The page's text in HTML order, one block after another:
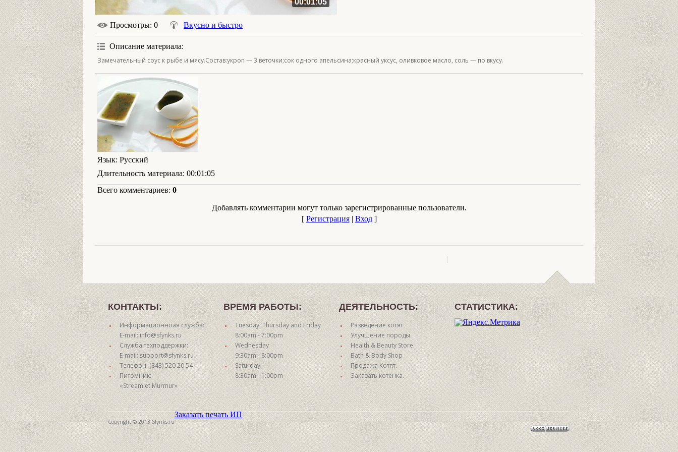
00:01:05
Просмотры: 0 Вкусно и быстро
Описание материала:
Замечательный соус к рыбе и мясу.Состав:укроп — 3 веточки;сок одного апельсина;красный уксус, оливковое масло, соль — по вкусу.
Язык: Русский
Длительность материала: 00:01:05
Всего комментариев: 0
Добавлять комментарии могут только зарегистрированные пользователи.
[ Регистрация| Вход]
КОНТАКТЫ:
Информационноая служба:
E-mail: info@sfynks.ru
Служба техподдержки:
E-mail: support@sfynks.ru
Телефон: (843) 520 20 54
Питомник:
«Streamlet Murmur»
ВРЕМЯ РАБОТЫ:
Tuesday, Thursday and Friday
8:00am - 7:00pm
Wednesday
9:30am - 8:00pm
Saturday
8:30am - 1:00pm
ДЕЯТЕЛЬНОСТЬ:
Разведение котят
Улучшение породы
Health & Beauty Store
Bath & Body Shop
Продажа Котят.
Заказать котенка.
СТАТИСТИКА:
Copyright © 2013 Sfynks.ru
Заказать печать ИП